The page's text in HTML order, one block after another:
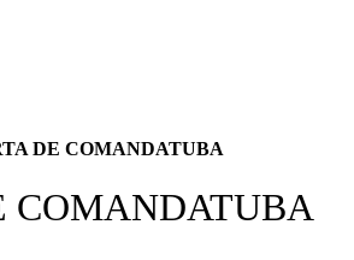
DE COMANDATUBA
COMANDATUBA